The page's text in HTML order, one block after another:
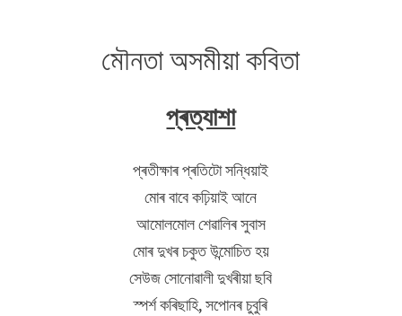
মৌনতা অসমীয়া কবিতা
প্ৰত্যাশা
প্ৰতীক্ষাৰ প্ৰতিটো সন্ধিয়াই
মোৰ বাবে কঢ়িয়াই আনে
আমোলমোল শেৱালিৰ সুবাস
মোৰ দুখৰ চকুত উন্মোচিত হয়
সেউজ সোনোৱালী দুখৰীয়া ছবি
স্পৰ্শ কৰিছাহি, সপোনৰ চুবুৰি